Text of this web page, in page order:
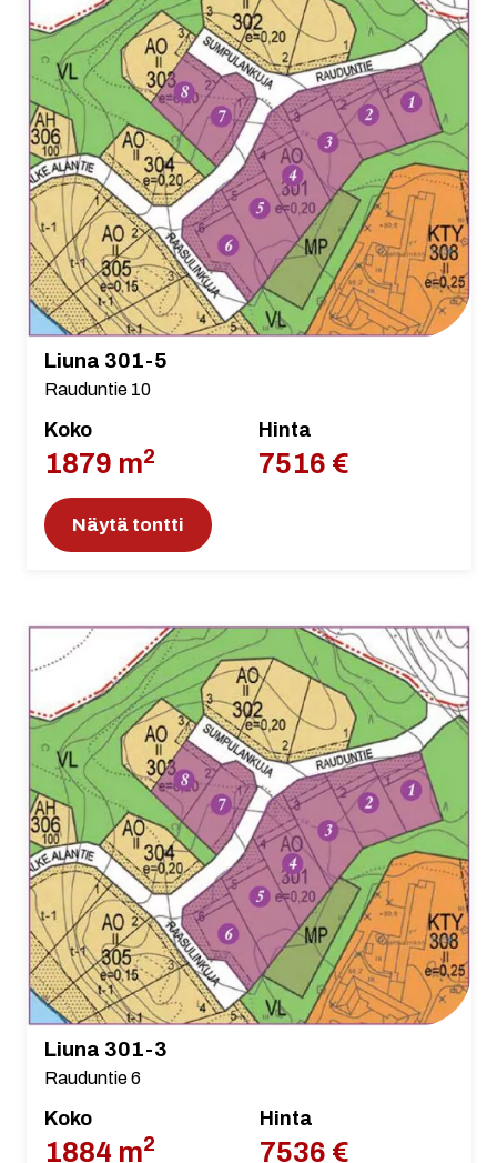
Liuna 301-5
Rauduntie 10
Koko
1879 m2
Hinta
7516 €
Näytä tontti
Liuna 301-3
Rauduntie 6
Koko
1884 m2
Hinta
7536 €